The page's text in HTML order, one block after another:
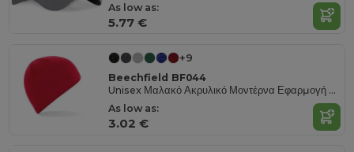
As low as:
5.77 €
+9
Beechfield BF044
Unisex Μαλακό Ακρυλικό Μοντέρνα Εφαρμογή Beanie
As low as:
3.02 €